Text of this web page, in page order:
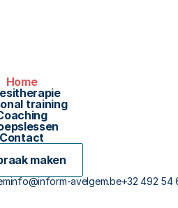
Home
training
Contact
maken
info@inform-avelgem.be+32 492 54